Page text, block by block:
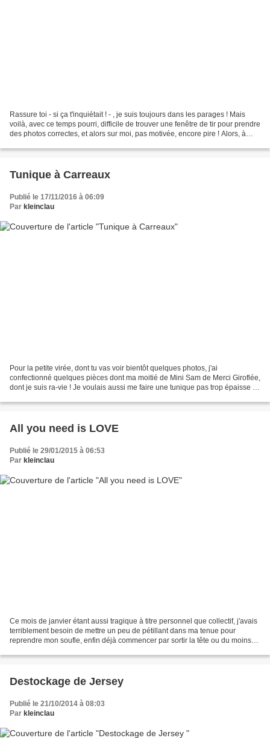
Rassure toi - si ça t'inquiétait ! - , je suis toujours dans les parages ! Mais
voilà, avec ce temps pourri, difficile de trouver une fenêtre de tir pour prendre
des photos correctes, et alors sur moi, pas motivée, encore pire ! Alors, à
Tunique à Carreaux
Publié le 17/11/2016 à 06:09
Par kleinclau
Pour la petite virée, dont tu vas voir bientôt quelques photos, j'ai
confectionné quelques pièces dont ma moitié de Mini Sam de Merci Giroflée,
dont je suis ra-vie ! Je voulais aussi me faire une tunique pas trop épaisse à
All you need is LOVE
Publié le 29/01/2015 à 06:53
Par kleinclau
Ce mois de janvier étant aussi tragique à titre personnel que collectif, j'avais
terriblement besoin de mettre un peu de pétillant dans ma tenue pour
reprendre mon soufle, enfin déjà commencer par sortir la tête ou du moins
Destockage de Jersey
Publié le 21/10/2014 à 08:03
Par kleinclau